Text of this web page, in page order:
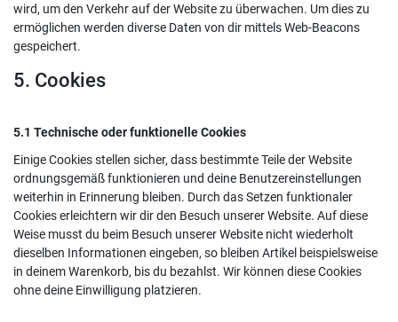
wird, um den Verkehr auf der Website zu überwachen. Um dies zu
ermöglichen werden diverse Daten von dir mittels Web-Beacons
gespeichert.
5. Cookies
5.1 Technische oder funktionelle Cookies
Einige Cookies stellen sicher, dass bestimmte Teile der Website
ordnungsgemäß funktionieren und deine Benutzereinstellungen
weiterhin in Erinnerung bleiben. Durch das Setzen funktionaler
Cookies erleichtern wir dir den Besuch unserer Website. Auf diese
Weise musst du beim Besuch unserer Website nicht wiederholt
dieselben Informationen eingeben, so bleiben Artikel beispielsweise
in deinem Warenkorb, bis du bezahlst. Wir können diese Cookies
ohne deine Einwilligung platzieren.